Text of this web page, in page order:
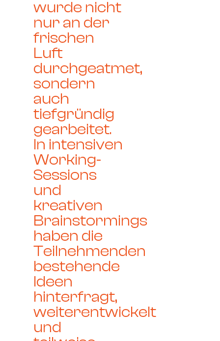
wurde nicht
nur an der
frischen
Luft
durchgeatmet,
sondern
auch
tiefgründig
gearbeitet.
In intensiven
Working-
Sessions
und
kreativen
Brainstormings
haben die
Teilnehmenden
bestehende
Ideen
hinterfragt,
weiterentwickelt
und